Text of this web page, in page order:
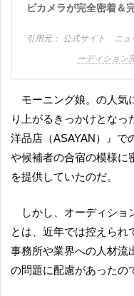
ビカメラが完全密着＆
公式サイト ニ
ーディション
モーニング娘。の人気に火がつき、ハロプロがここまで盛
り上がるきっかけとな
洋品店（ASAYAN）』で
や候補者の合宿の模様に
を提供していたのだ。
しかし、オーディションの模様を大々的に逐一公開するこ
とは、近年では控えられ
事務所や業界への人材流
の問題に配慮があったの